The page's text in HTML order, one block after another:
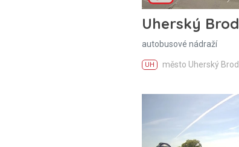
Uherský Brod
autobusové nádraží
UH město Uherský Brod